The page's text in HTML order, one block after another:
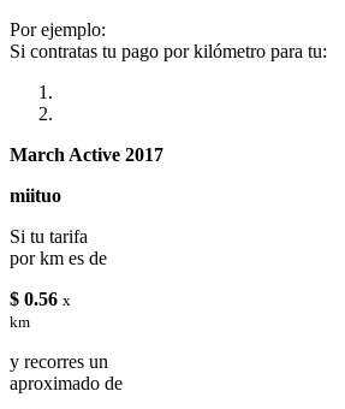
Por ejemplo:
Si contratas tu pago por kilómetro para tu:
March Active 2017
miituo
Si tu tarifa
por km es de
$ 0.56 x
km
y recorres un
aproximado de